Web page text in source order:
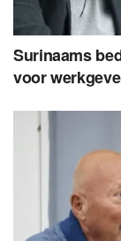
Surinaams
voor